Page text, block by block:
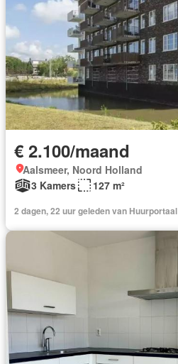
€ 2.100/maand
Aalsmeer, Noord Holland
3 Kamers
127 m²
2 dagen, 22 uur geleden van Huurportaal